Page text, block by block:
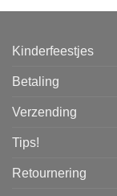
Kinderfeestjes
Betaling
Verzending
Tips!
Retournering